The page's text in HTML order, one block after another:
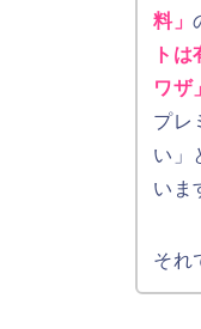
料」
ト
ワザ
プレ
い」
い
それ